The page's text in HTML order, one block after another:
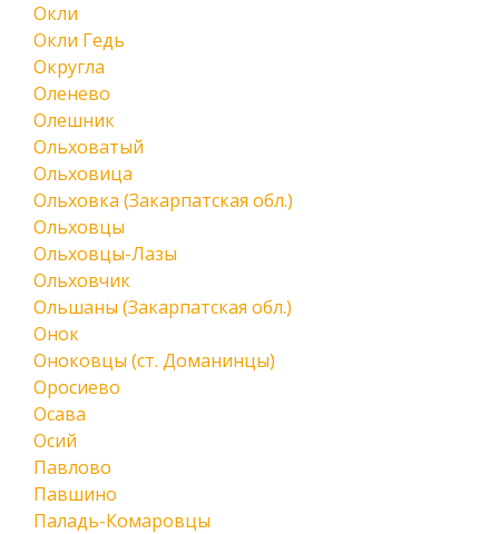
Окли
Окли Гедь
Округла
Оленево
Олешник
Ольховатый
Ольховица
Ольховка (Закарпатская обл.)
Ольховцы
Ольховцы-Лазы
Ольховчик
Ольшаны (Закарпатская обл.)
Онок
Оноковцы (ст. Доманинцы)
Оросиево
Осава
Осий
Павлово
Павшино
Паладь-Комаровцы